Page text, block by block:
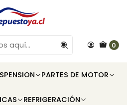
0
PARTES DE MOTOR
REFRIGERACIÓN